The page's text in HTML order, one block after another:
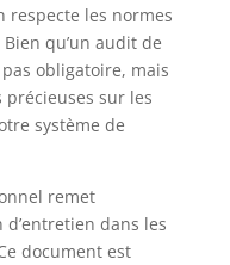
les normes
qu’un audit de
obligatoire, mais
sur les
système de
remet
dans les
document est